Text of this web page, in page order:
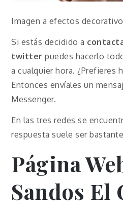
Imagen a efectos
Si estás decidido a
twitter puedes hacerlo
a cualquier hora. ¿Prefieres
Entonces envíales un
Messenger.
En las tres redes se
respuesta suele ser
Página
Sandos El